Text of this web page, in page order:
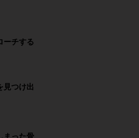
ーチする
見つけ出